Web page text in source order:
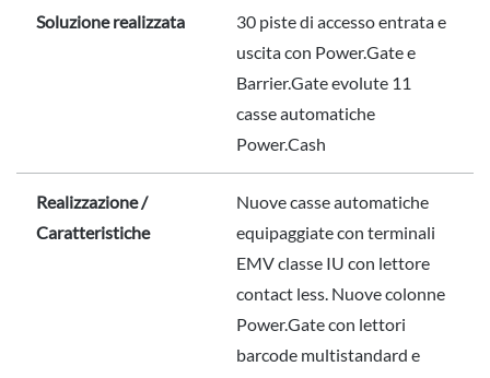
Soluzione realizzata
30 piste di accesso entrata e
uscita con Power.Gate e
Barrier.Gate evolute 11
casse automatiche
Power.Cash
Realizzazione /
Caratteristiche
Nuove casse automatiche
equipaggiate con terminali
EMV classe IU con lettore
contact less. Nuove colonne
Power.Gate con lettori
barcode multistandard e